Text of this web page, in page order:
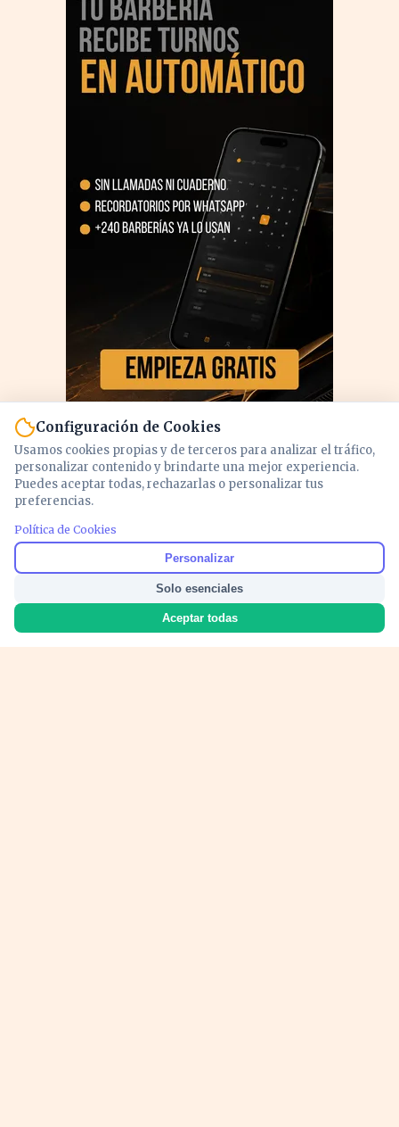
Configuración de Cookies
Usamos cookies propias y de terceros para analizar el tráfico,
personalizar contenido y brindarte una mejor experiencia.
Puedes aceptar todas, rechazarlas o personalizar tus
preferencias.
Política de Cookies
Personalizar
Solo esenciales
Aceptar todas